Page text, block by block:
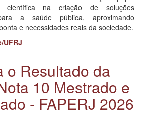
científica na criação de soluções
a saúde pública, aproximando
e necessidades reais da sociedade.
UFRJ
o Resultado da
10 Mestrado e
- FAPERJ 2026